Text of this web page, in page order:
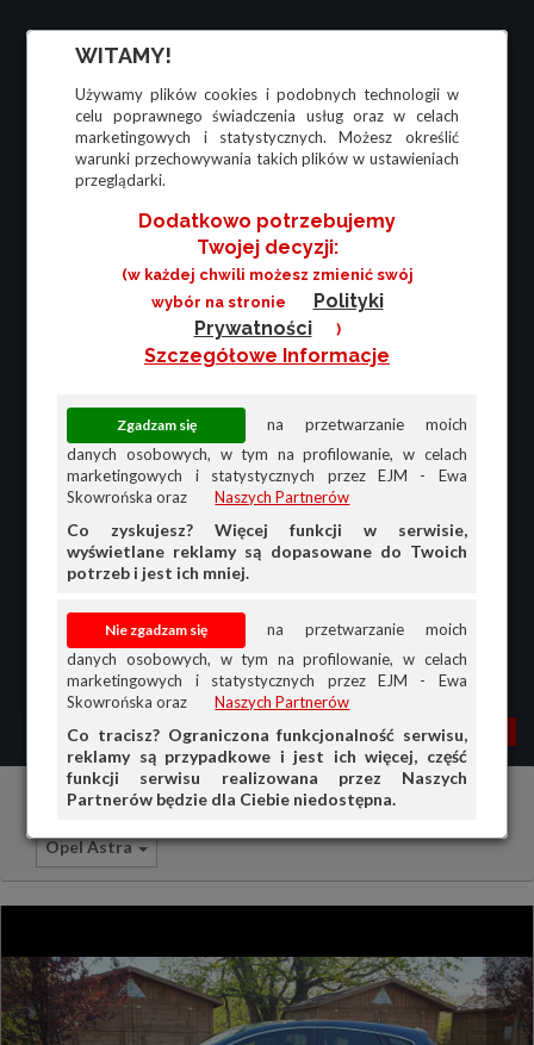
WITAMY!
Używamy plików cookies i podobnych technologii w
celu poprawnego świadczenia usług oraz w celach
marketingowych i statystycznych. Możesz określić
warunki przechowywania takich plików w ustawieniach
przeglądarki.
Dodatkowo potrzebujemy
Twojej decyzji:
(w każdej chwili możesz zmienić swój
wybór na stronie
Polityki
Prywatności
)
Szczegółowe Informacje
na przetwarzanie moich
danych osobowych, w tym na profilowanie, w celach
marketingowych i statystycznych przez EJM - Ewa
Skowrońska oraz
Naszych Partnerów
Co zyskujesz? Więcej funkcji w serwisie,
wyświetlane reklamy są dopasowane do Twoich
potrzeb i jest ich mniej.
na przetwarzanie moich
danych osobowych, w tym na profilowanie, w celach
marketingowych i statystycznych przez EJM - Ewa
Skowrońska oraz
Naszych Partnerów
Co tracisz? Ograniczona funkcjonalność serwisu,
reklamy są przypadkowe i jest ich więcej, część
funkcji serwisu realizowana przez Naszych
Partnerów będzie dla Ciebie niedostępna.
MENU MOJA AG
PRZEGLĄD
HISTORIA
Samochody osobowe Opel
Opel Astra